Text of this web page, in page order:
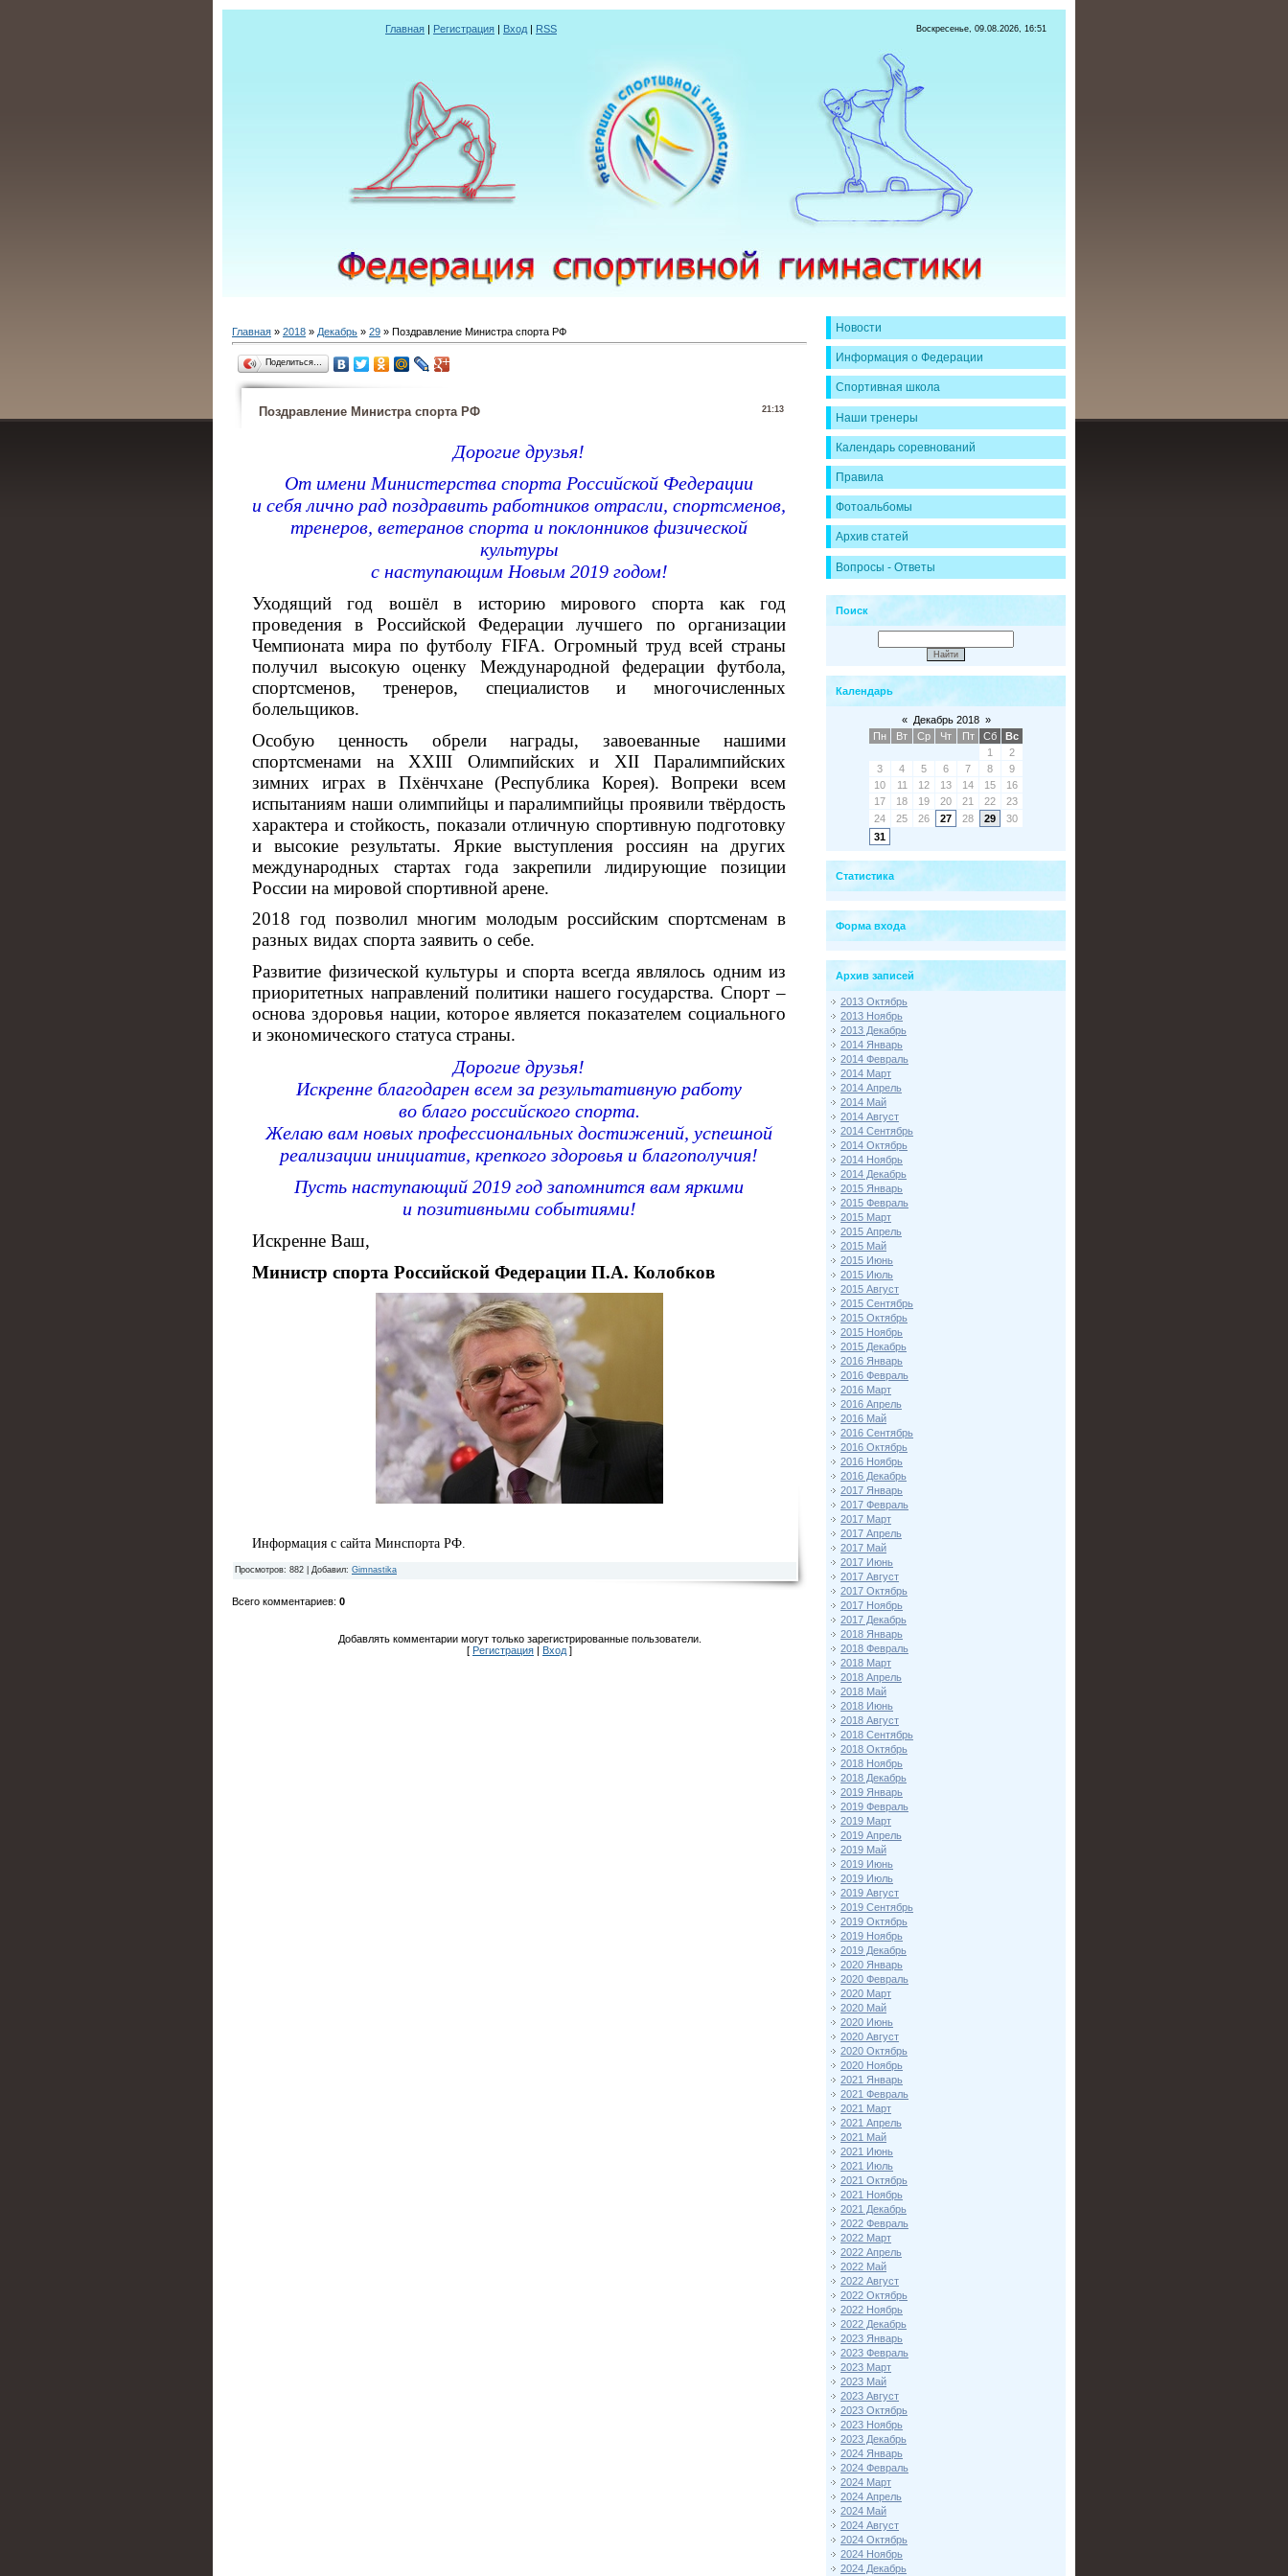
Главная | Регистрация | Вход | RSS Воскресенье, 09.08.2026, 16:51
Главная » 2018 » Декабрь » 29 » Поздравление Министра спорта РФ
Поделиться…
21:13
Поздравление Министра спорта РФ
Дорогие друзья!
От имени Министерства спорта Российской Федерации
и себя лично рад поздравить работников отрасли, спортсменов,
тренеров, ветеранов спорта и поклонников физической
культуры
с наступающим Новым 2019 годом!
Уходящий год вошёл в историю мирового спорта как год
проведения в Российской Федерации лучшего по организации
Чемпионата мира по футболу FIFA. Огромный труд всей страны
получил высокую оценку Международной федерации футбола,
спортсменов, тренеров, специалистов и многочисленных
болельщиков.
Особую ценность обрели награды, завоеванные нашими
спортсменами на XXIII Олимпийских и XII Паралимпийских
зимних играх в Пхёнчхане (Республика Корея). Вопреки всем
испытаниям наши олимпийцы и паралимпийцы проявили твёрдость
характера и стойкость, показали отличную спортивную подготовку
и высокие результаты. Яркие выступления россиян на других
международных стартах года закрепили лидирующие позиции
России на мировой спортивной арене.
2018 год позволил многим молодым российским спортсменам в
разных видах спорта заявить о себе.
Развитие физической культуры и спорта всегда являлось одним из
приоритетных направлений политики нашего государства. Спорт –
основа здоровья нации, которое является показателем социального
и экономического статуса страны.
Дорогие друзья!
Искренне благодарен всем за результативную работу
во благо российского спорта.
Желаю вам новых профессиональных достижений, успешной
реализации инициатив, крепкого здоровья и благополучия!
Пусть наступающий 2019 год запомнится вам яркими
и позитивными событиями!
Искренне Ваш,
Министр спорта Российской Федерации П.А. Колобков
Информация с сайта Минспорта РФ.
Просмотров: 882 | Добавил: Gimnastika
Всего комментариев: 0
Добавлять комментарии могут только зарегистрированные пользователи.
[ Регистрация | Вход ]
Новости
Информация о Федерации
Спортивная школа
Наши тренеры
Календарь соревнований
Правила
Фотоальбомы
Архив статей
Вопросы - Ответы
Поиск
Календарь
« Декабрь 2018 »
Пн
Вт Ср Чт Пт Сб
Вс
1
2
3
4 5 6 7 8
9
10
11 12 13 14 15
16
17
18 19 20 21 22
23
24
25 26 27 28 29
30
31
Статистика
Форма входа
Архив записей
2013 Октябрь
2013 Ноябрь
2013 Декабрь
2014 Январь
2014 Февраль
2014 Март
2014 Апрель
2014 Май
2014 Август
2014 Сентябрь
2014 Октябрь
2014 Ноябрь
2014 Декабрь
2015 Январь
2015 Февраль
2015 Март
2015 Апрель
2015 Май
2015 Июнь
2015 Июль
2015 Август
2015 Сентябрь
2015 Октябрь
2015 Ноябрь
2015 Декабрь
2016 Январь
2016 Февраль
2016 Март
2016 Апрель
2016 Май
2016 Сентябрь
2016 Октябрь
2016 Ноябрь
2016 Декабрь
2017 Январь
2017 Февраль
2017 Март
2017 Апрель
2017 Май
2017 Июнь
2017 Август
2017 Октябрь
2017 Ноябрь
2017 Декабрь
2018 Январь
2018 Февраль
2018 Март
2018 Апрель
2018 Май
2018 Июнь
2018 Август
2018 Сентябрь
2018 Октябрь
2018 Ноябрь
2018 Декабрь
2019 Январь
2019 Февраль
2019 Март
2019 Апрель
2019 Май
2019 Июнь
2019 Июль
2019 Август
2019 Сентябрь
2019 Октябрь
2019 Ноябрь
2019 Декабрь
2020 Январь
2020 Февраль
2020 Март
2020 Май
2020 Июнь
2020 Август
2020 Октябрь
2020 Ноябрь
2021 Январь
2021 Февраль
2021 Март
2021 Апрель
2021 Май
2021 Июнь
2021 Июль
2021 Октябрь
2021 Ноябрь
2021 Декабрь
2022 Февраль
2022 Март
2022 Апрель
2022 Май
2022 Август
2022 Октябрь
2022 Ноябрь
2022 Декабрь
2023 Январь
2023 Февраль
2023 Март
2023 Май
2023 Август
2023 Октябрь
2023 Ноябрь
2023 Декабрь
2024 Январь
2024 Февраль
2024 Март
2024 Апрель
2024 Май
2024 Август
2024 Октябрь
2024 Ноябрь
2024 Декабрь